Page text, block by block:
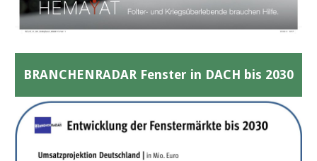
BRANCHENRADAR Fenster in DACH bis 2030